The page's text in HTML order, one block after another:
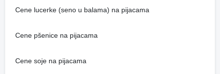
Cene lucerke (seno u balama) na pijacama
Cene pšenice na pijacama
Cene soje na pijacama